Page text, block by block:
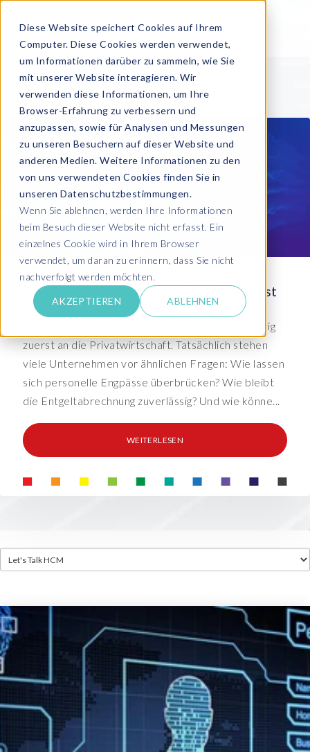
Diese Website speichert Cookies auf Ihrem
Computer. Diese Cookies werden verwendet,
um Informationen darüber zu sammeln, wie Sie
mit unserer Website interagieren. Wir
verwenden diese Informationen, um Ihre
Browser-Erfahrung zu verbessern und
anzupassen, sowie für Analysen und Messungen
zu unseren Besuchern auf dieser Website und
anderen Medien. Weitere Informationen zu den
von uns verwendeten Cookies finden Sie in
unseren Datenschutzbestimmungen.
Wenn Sie ablehnen, werden Ihre Informationen
beim Besuch dieser Website nicht erfasst. Ein
einzelnes Cookie wird in Ihrem Browser
verwendet, um daran zu erinnern, dass Sie nicht
nachverfolgt werden möchten.
AKZEPTIEREN ABLEHNEN
Payroll Outsourcing im öffentlichen Dienst
Wer über Payroll Outsourcing spricht, denkt häufig
zuerst an die Privatwirtschaft. Tatsächlich stehen
viele Unternehmen vor ähnlichen Fragen: Wie lassen
sich personelle Engpässe überbrücken? Wie bleibt
die Entgeltabrechnung zuverlässig? Und wie könne...
WEITERLESEN